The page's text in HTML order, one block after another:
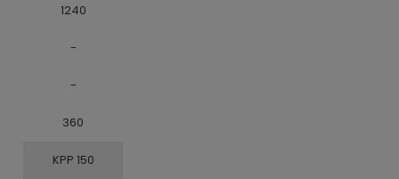
1240
-
-
360
KPP 150